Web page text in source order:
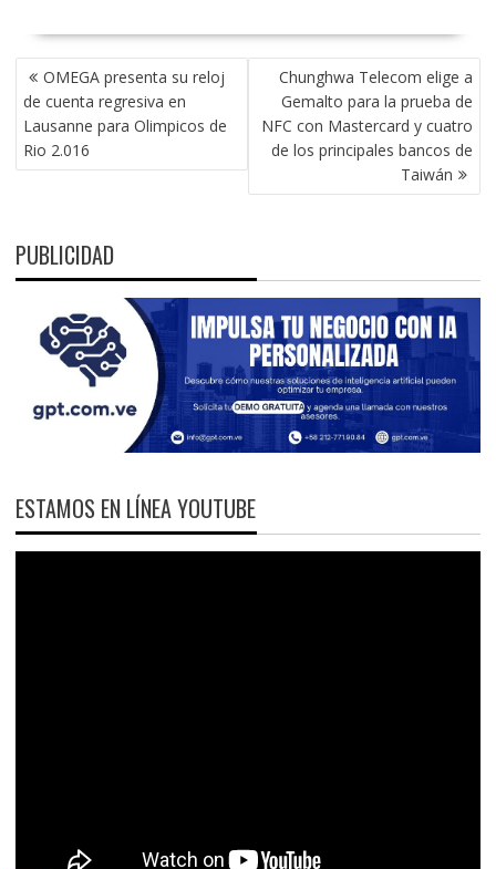
NAVEGACIÓN
DE
ENTRADAS
OMEGA presenta su reloj
de cuenta regresiva en
Lausanne para Olimpicos de
Rio 2.016
Chunghwa Telecom elige a
Gemalto para la prueba de
NFC con Mastercard y cuatro
de los principales bancos de
Taiwán
PUBLICIDAD
ESTAMOS EN LÍNEA YOUTUBE